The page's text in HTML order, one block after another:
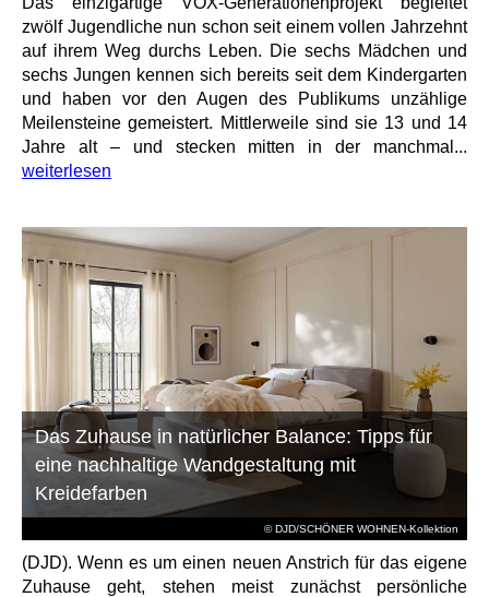
zwölf Jugendliche nun schon seit einem vollen Jahrzehnt
auf ihrem Weg durchs Leben. Die sechs Mädchen und
sechs Jungen kennen sich bereits seit dem Kindergarten
und haben vor den Augen des Publikums unzählige
Meilensteine gemeistert. Mittlerweile sind sie 13 und 14
Jahre alt – und stecken mitten in der manchmal...
weiterlesen
© DJD/SCHÖNER WOHNEN-Kollektion
Das Zuhause in natürlicher Balance: Tipps für
eine nachhaltige Wandgestaltung mit
Kreidefarben
(DJD). Wenn es um einen neuen Anstrich für das eigene
Zuhause geht, stehen meist zunächst persönliche